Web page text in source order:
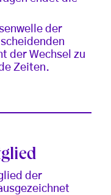
der
der Wechsel zu
Zeiten.
der